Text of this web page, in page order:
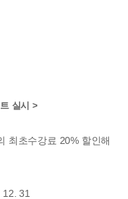
실시 >
최초수강료 20% 할인해
31